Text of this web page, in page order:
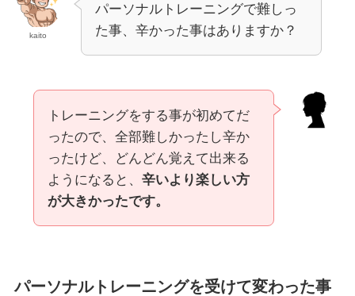
kaito
パーソナルトレーニングで難しっ
た事、辛かった事はありますか？
トレーニングをする事が初めてだ
ったので、全部難しかったし辛か
ったけど、どんどん覚えて出来る
ようになると、 辛いより楽しい方
が大きかったです。
パーソナルトレーニングを受けて変わった事